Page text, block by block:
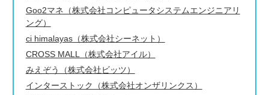
Goo2マネ（株式会社コンピュータシステムエンジニアリ
ング）
ci himalayas（株式会社シーネット）
CROSS MALL（株式会社アイル）
みえぞう（株式会社ビッツ）
インターストック（株式会社オンザリンクス）